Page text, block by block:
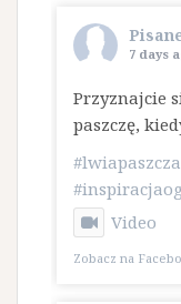
7 days
Przyznajcie
paszczę,
#lwiapaszcza
Video
Zobacz na